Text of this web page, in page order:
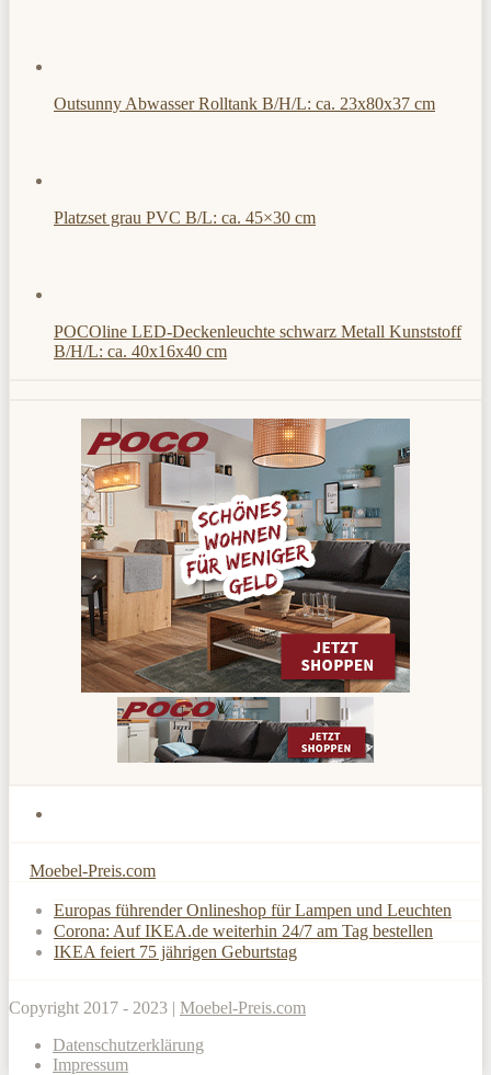
Outsunny Abwasser Rolltank B/H/L: ca. 23x80x37 cm
Platzset grau PVC B/L: ca. 45×30 cm
POCOline LED-Deckenleuchte schwarz Metall Kunststoff
B/H/L: ca. 40x16x40 cm
Moebel-Preis.com
Europas führender Onlineshop für Lampen und Leuchten
Corona: Auf IKEA.de weiterhin 24/7 am Tag bestellen
IKEA feiert 75 jährigen Geburtstag
Copyright 2017 - 2023 | Moebel-Preis.com
Datenschutzerklärung
Impressum